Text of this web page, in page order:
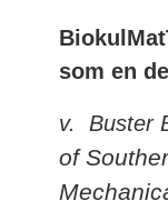
som en
v. Buster
of